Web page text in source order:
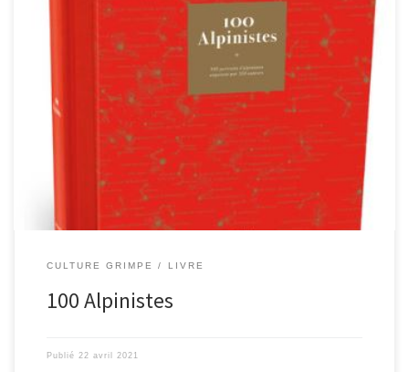
100 alpinistes croqués par 100 auteurs, de Rufin, Claudel, de Luca
à Messner, Profit ou Scott. Chacun brosse un portrait, raconte une
anecdote, sa vision. Et tous disent la richesse des hommes qui font
l’histoire de l’alpinisme.100 portraits, 100 cordées pour fêter les
20 ans des livres rouges ! Ainsi […]
CULTURE GRIMPE LIVRE
100 Alpinistes
Publié 22 avril 2021